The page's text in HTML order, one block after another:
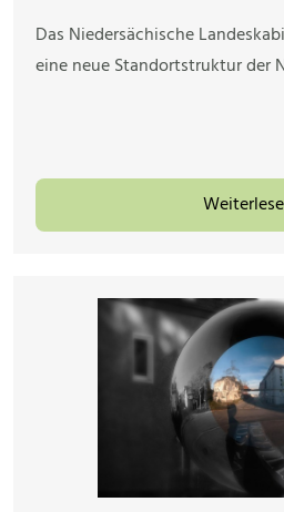
Das Niedersächische
eine neue Standortstruktur der